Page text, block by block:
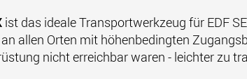
ist das ideale Transportwerkzeug für EDF
allen Orten mit höhenbedingten
nicht erreichbar waren - leichter zu